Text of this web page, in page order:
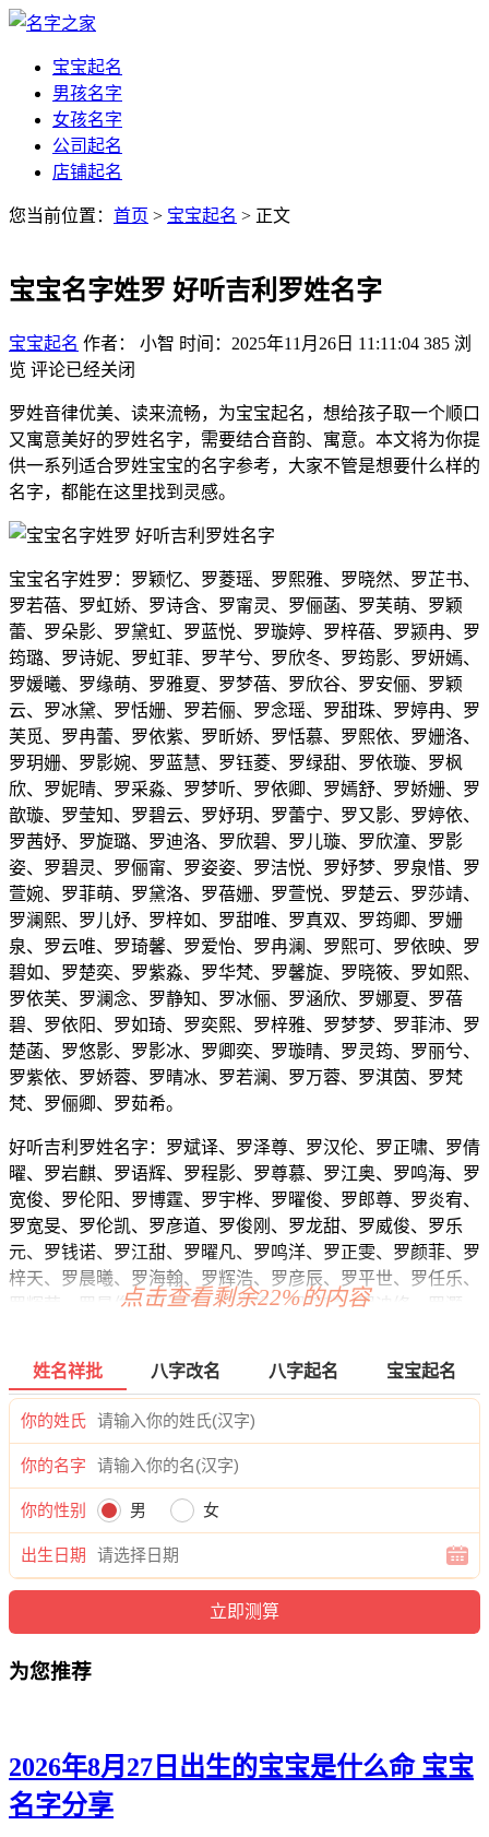
宝宝起名
男孩名字
女孩名字
公司起名
店铺起名
您当前位置： 首页 > 宝宝起名 > 正文
宝宝名字姓罗 好听吉利罗姓名字
宝宝起名 作者： 小智 时间：2025年11月26日 11:11:04 385 浏
览 评论已经关闭
罗姓音律优美、读来流畅，为宝宝起名，想给孩子取一个顺口
又寓意美好的罗姓名字，需要结合音韵、寓意。本文将为你提
供一系列适合罗姓宝宝的名字参考，大家不管是想要什么样的
名字，都能在这里找到灵感。
宝宝名字姓罗：罗颖忆、罗菱瑶、罗熙雅、罗晓然、罗芷书、
罗若蓓、罗虹娇、罗诗含、罗甯灵、罗俪菡、罗芙萌、罗颖
蕾、罗朵影、罗黛虹、罗蓝悦、罗璇婷、罗梓蓓、罗颍冉、罗
筠璐、罗诗妮、罗虹菲、罗芊兮、罗欣冬、罗筠影、罗妍嫣、
罗媛曦、罗缘萌、罗雅夏、罗梦蓓、罗欣谷、罗安俪、罗颖
云、罗冰黛、罗恬姗、罗若俪、罗念瑶、罗甜珠、罗婷冉、罗
芙觅、罗冉蕾、罗依紫、罗昕娇、罗恬慕、罗熙依、罗姗洛、
罗玥姗、罗影婉、罗蓝慧、罗钰菱、罗绿甜、罗依璇、罗枫
欣、罗妮晴、罗采淼、罗梦听、罗依卿、罗嫣舒、罗娇姗、罗
歆璇、罗莹知、罗碧云、罗妤玥、罗蕾宁、罗又影、罗婷依、
罗茜妤、罗旋璐、罗迪洛、罗欣碧、罗儿璇、罗欣潼、罗影
姿、罗碧灵、罗俪甯、罗姿姿、罗洁悦、罗妤梦、罗泉惜、罗
萱婉、罗菲萌、罗黛洛、罗蓓姗、罗萱悦、罗楚云、罗莎靖、
罗澜熙、罗儿妤、罗梓如、罗甜唯、罗真双、罗筠卿、罗姗
泉、罗云唯、罗琦馨、罗爱怡、罗冉澜、罗熙可、罗依映、罗
碧如、罗楚奕、罗紫淼、罗华梵、罗馨旋、罗晓筱、罗如熙、
罗依芙、罗澜念、罗静知、罗冰俪、罗涵欣、罗娜夏、罗蓓
碧、罗依阳、罗如琦、罗奕熙、罗梓雅、罗梦梦、罗菲沛、罗
楚菡、罗悠影、罗影冰、罗卿奕、罗璇晴、罗灵筠、罗丽兮、
罗紫依、罗娇蓉、罗晴冰、罗若澜、罗万蓉、罗淇茵、罗梵
梵、罗俪卿、罗茹希。
好听吉利罗姓名字：罗斌译、罗泽尊、罗汉伦、罗正啸、罗倩
曜、罗岩麒、罗语辉、罗程影、罗尊慕、罗江奥、罗鸣海、罗
宽俊、罗伦阳、罗博霆、罗宇桦、罗曜俊、罗郎尊、罗炎宥、
罗宽旻、罗伦凯、罗彦道、罗俊刚、罗龙甜、罗威俊、罗乐
元、罗钱诺、罗江甜、罗曜凡、罗鸣洋、罗正雯、罗颜菲、罗
梓天、罗晨曦、罗海翰、罗辉浩、罗彦辰、罗平世、罗任乐、
罗辉茜、罗旻俊、罗海晟、罗世帆、罗楚麒、罗迪修、罗灏
悠元、罗卿唯、罗迪洛、罗宇世、罗源旭、罗潼洪、罗陌念、
罗勉博、罗奕浩、罗静震、罗威嘉、罗芷桦、罗琳龙、罗俊
健、罗博磊、罗泽俊、罗俊恺、罗博念、罗启俊、罗宽浩、罗
卿慕、罗海流、罗弘睿、罗源威、罗馨郎、罗云海、罗海毅、
罗迪俊、罗唯译、罗博浩、罗蒙采、罗景源、罗宇琦、罗远
弘、罗弘迪、罗译彦、罗洺俊、罗旭帆、罗瀚奕、罗伦雅、罗
梁颜、罗瀚瀚、罗璋海、罗远瀚、罗烁寅、罗泽云、罗炎正、
泽、罗晓曜、罗信新、罗正铎、罗博馨、罗寅朗、罗诺彦、罗
迪迪、罗迪知、罗炎健、罗瑶恺、罗烁俊、罗诺言、罗翰拓、
罗亦凯、罗译炎、罗弘逸、罗曜曜、罗弘诚、罗天景、罗泽
亦妍、罗伦龄、罗泽梵、罗尊元、罗博博。
点击查看剩余22%的内容
姓名祥批 八字改名 八字起名 宝宝起名
你的姓氏
你的名字
你的性别 男 女
出生日期
为您推荐
2026年8月27日出生的宝宝是什么命 宝宝
名字分享